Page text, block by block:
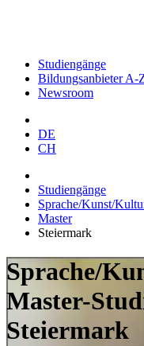
Studiengänge
Bildungsanbieter A-
Newsroom
DE
CH
Studiengänge
Sprache/Kunst/
Master
Steiermark
Sprache/
Master-
Steiermark